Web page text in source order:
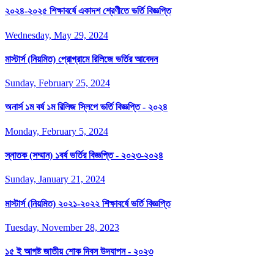
২০২৪-২০২৫ শিক্ষাবর্ষে একাদশ শ্রেণীতে ভর্তি বিজ্ঞপ্তি
Wednesday, May 29, 2024
মাস্টার্স (নিয়মিত) প্রোগ্রামে রিলিজে ভর্তির আবেদন
Sunday, February 25, 2024
অনার্স ১ম বর্ষ ১ম রিলিজ স্লিপে ভর্তি বিজ্ঞপ্তি - ২০২৪
Monday, February 5, 2024
স্নাতক (সম্মান) ১বর্ষ ভর্তির বিজ্ঞপ্তি - ২০২৩-২০২৪
Sunday, January 21, 2024
মাস্টার্স (নিয়মিত) ২০২১-২০২২ শিক্ষাবর্ষে ভর্তি বিজ্ঞপ্তি
Tuesday, November 28, 2023
১৫ ই আগষ্ট জাতীয় শোক দিবস উদযাপন - ২০২৩